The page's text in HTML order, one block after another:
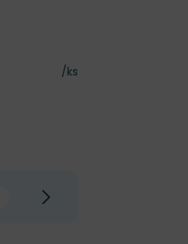
Cena za kus
/ks